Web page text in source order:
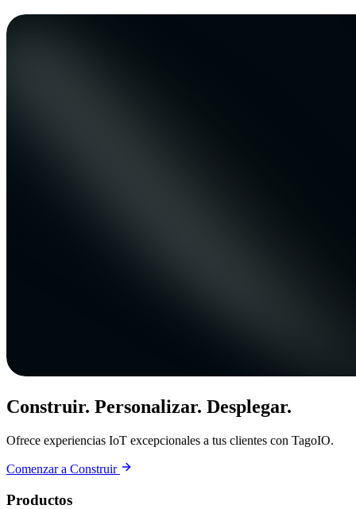
Construir. Personalizar. Desplegar.
Ofrece experiencias IoT excepcionales a tus clientes con TagoIO.
Comenzar a Construir
Productos